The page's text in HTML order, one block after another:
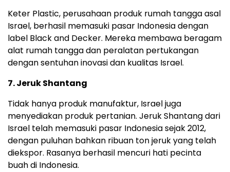
Keter Plastic, perusahaan produk rumah tangga asal
Israel, berhasil memasuki pasar Indonesia dengan
label Black and Decker. Mereka membawa beragam
alat rumah tangga dan peralatan pertukangan
dengan sentuhan inovasi dan kualitas Israel.
7. Jeruk Shantang
Tidak hanya produk manufaktur, Israel juga
menyediakan produk pertanian. Jeruk Shantang dari
Israel telah memasuki pasar Indonesia sejak 2012,
dengan puluhan bahkan ribuan ton jeruk yang telah
diekspor. Rasanya berhasil mencuri hati pecinta
buah di Indonesia.